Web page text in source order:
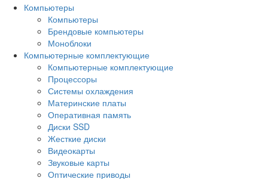
Компьютеры
Компьютеры
Брендовые компьютеры
Моноблоки
Компьютерные комплектующие
Компьютерные комплектующие
Процессоры
Системы охлаждения
Материнские платы
Оперативная память
Диски SSD
Жесткие диски
Видеокарты
Звуковые карты
Оптические приводы